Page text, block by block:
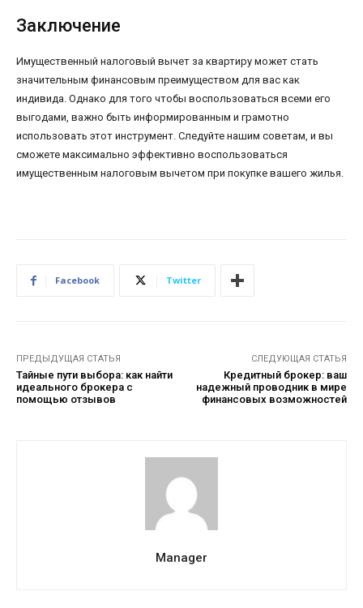
Заключение
Имущественный налоговый вычет за квартиру может стать
значительным финансовым преимуществом для вас как
индивида. Однако для того чтобы воспользоваться всеми его
выгодами, важно быть информированным и грамотно
использовать этот инструмент. Следуйте нашим советам, и вы
сможете максимально эффективно воспользоваться
имущественным налоговым вычетом при покупке вашего жилья.
Facebook Twitter
ПРЕДЫДУЩАЯ СТАТЬЯ
Тайные пути выбора: как найти
идеального брокера с
помощью отзывов
СЛЕДУЮЩАЯ СТАТЬЯ
Кредитный брокер: ваш
надежный проводник в мире
финансовых возможностей
Manager